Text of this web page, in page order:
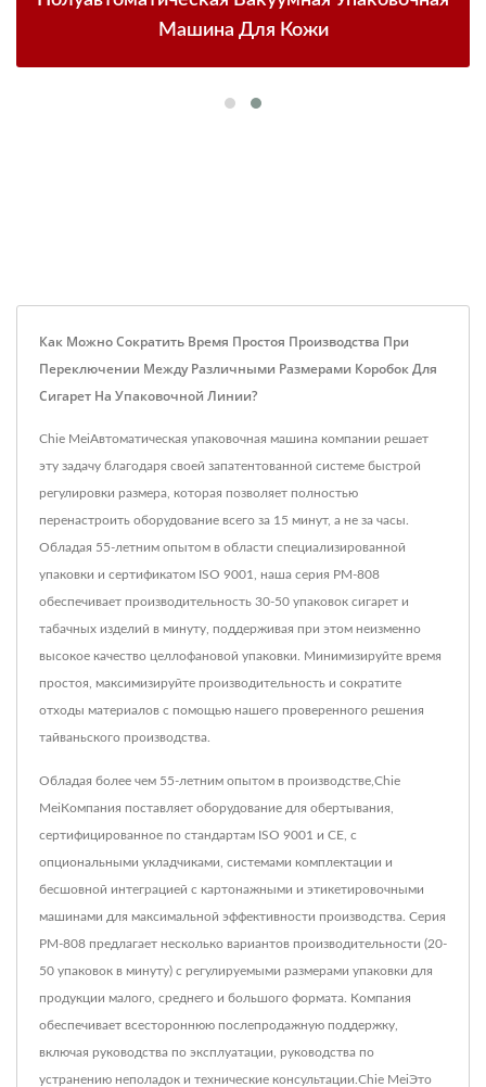
Машина Для Кожи
Как Можно Сократить Время Простоя Производства При
Переключении Между Различными Размерами Коробок Для
Сигарет На Упаковочной Линии?
Chie MeiАвтоматическая упаковочная машина компании решает
эту задачу благодаря своей запатентованной системе быстрой
регулировки размера, которая позволяет полностью
перенастроить оборудование всего за 15 минут, а не за часы.
Обладая 55-летним опытом в области специализированной
упаковки и сертификатом ISO 9001, наша серия PM-808
обеспечивает производительность 30-50 упаковок сигарет и
табачных изделий в минуту, поддерживая при этом неизменно
высокое качество целлофановой упаковки. Минимизируйте время
простоя, максимизируйте производительность и сократите
отходы материалов с помощью нашего проверенного решения
тайваньского производства.
Обладая более чем 55-летним опытом в производстве,Chie
MeiКомпания поставляет оборудование для обертывания,
сертифицированное по стандартам ISO 9001 и CE, с
опциональными укладчиками, системами комплектации и
бесшовной интеграцией с картонажными и этикетировочными
машинами для максимальной эффективности производства. Серия
PM-808 предлагает несколько вариантов производительности (20-
50 упаковок в минуту) с регулируемыми размерами упаковки для
продукции малого, среднего и большого формата. Компания
обеспечивает всестороннюю послепродажную поддержку,
включая руководства по эксплуатации, руководства по
устранению неполадок и технические консультации.Chie MeiЭто